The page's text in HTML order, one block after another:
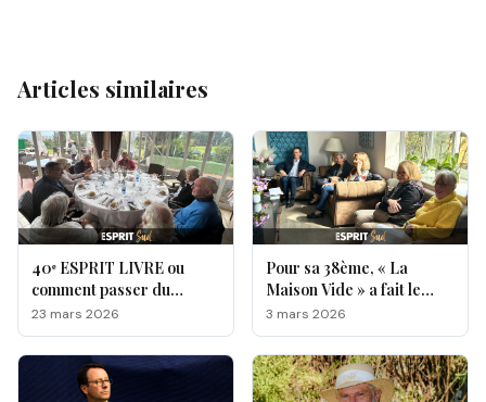
Articles similaires
40ᵉ ESPRIT LIVRE ou
comment passer du
sérieux à la franche
rigolade
23 mars 2026
Pour sa 38ème, « La
Maison Vide » a fait le
plein chez Esprit Livre !
3 mars 2026